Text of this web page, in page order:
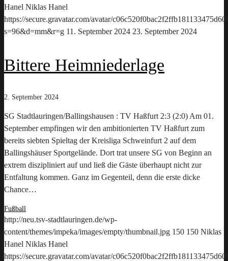
Hanel Niklas Hanel
https://secure.gravatar.com/avatar/
s=96&d=mm&r=g 11. September 2024 23. September 2024
Bittere Heimniederlage
2. September 2024
SG Stadtlauringen/Ballingshausen : TV Haßfurt 2:3 (2:0) Am 01.
September empfingen wir den ambitionierten TV Haßfurt zum
bereits siebten Spieltag der Kreisliga Schweinfurt 2 auf dem
Ballingshäuser Sportgelände. Dort trat unsere SG von Beginn an
extrem diszipliniert auf und ließ die Gäste überhaupt nicht zur
Entfaltung kommen. Ganz im Gegenteil, denn die erste dicke
Chance…
Fußball
http://neu.tsv-stadtlauringen.de/wp-
content/themes/impeka/images/empty/thumbnail.jpg 150 150 Niklas
Hanel Niklas Hanel
https://secure.gravatar.com/avatar/